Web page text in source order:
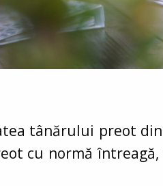
tânărului preot din
cu normă